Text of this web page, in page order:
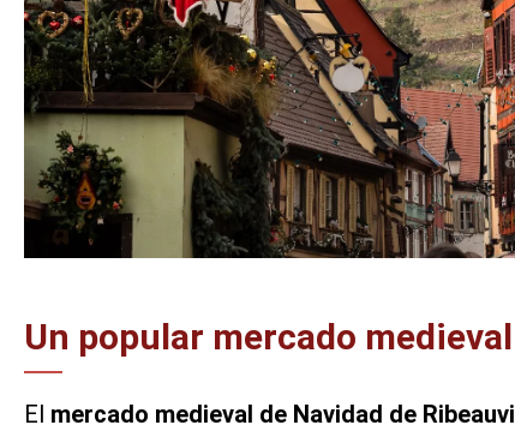
Un popular mercado medieval
El mercado medieval de Navidad de